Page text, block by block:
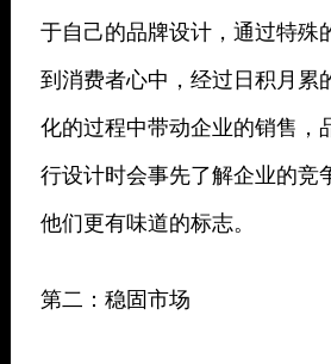
于自己的品牌设计，通过特殊
到消费者心中，经过日积月累
化的过程中带动企业的销售，
行设计时会事先了解企业的竞
他们更有味道的标志。
第二：稳固市场